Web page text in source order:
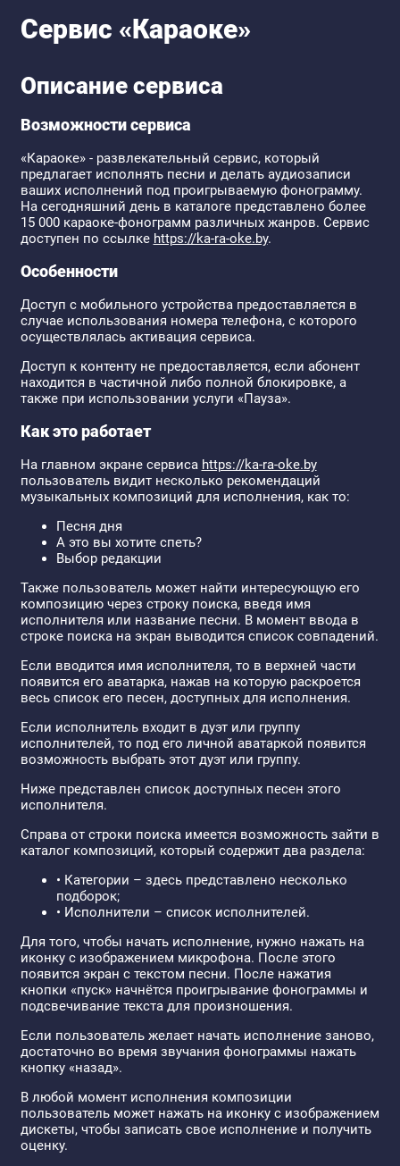
Сервис «Караоке»
Описание сервиса
Возможности сервиса
«Караоке» - развлекательный сервис, который
предлагает исполнять песни и делать аудиозаписи
ваших исполнений под проигрываемую фонограмму.
На сегодняшний день в каталоге представлено более
15 000 караоке-фонограмм различных жанров. Сервис
доступен по ссылке https://ka-ra-oke.by.
Особенности
Доступ с мобильного устройства предоставляется в
случае использования номера телефона, с которого
осуществлялась активация сервиса.
Доступ к контенту не предоставляется, если абонент
находится в частичной либо полной блокировке, а
также при использовании услуги «Пауза».
Как это работает
На главном экране сервиса https://ka-ra-oke.by
пользователь видит несколько рекомендаций
музыкальных композиций для исполнения, как то:
Песня дня
А это вы хотите спеть?
Выбор редакции
Также пользователь может найти интересующую его
композицию через строку поиска, введя имя
исполнителя или название песни. В момент ввода в
строке поиска на экран выводится список совпадений.
Если вводится имя исполнителя, то в верхней части
появится его аватарка, нажав на которую раскроется
весь список его песен, доступных для исполнения.
Если исполнитель входит в дуэт или группу
исполнителей, то под его личной аватаркой появится
возможность выбрать этот дуэт или группу.
Ниже представлен список доступных песен этого
исполнителя.
Справа от строки поиска имеется возможность зайти в
каталог композиций, который содержит два раздела:
• Категории – здесь представлено несколько
подборок;
• Исполнители – список исполнителей.
Для того, чтобы начать исполнение, нужно нажать на
иконку с изображением микрофона. После этого
появится экран с текстом песни. После нажатия
кнопки «пуск» начнётся проигрывание фонограммы и
подсвечивание текста для произношения.
Если пользователь желает начать исполнение заново,
достаточно во время звучания фонограммы нажать
кнопку «назад».
В любой момент исполнения композиции
пользователь может нажать на иконку с изображением
дискеты, чтобы записать свое исполнение и получить
оценку.